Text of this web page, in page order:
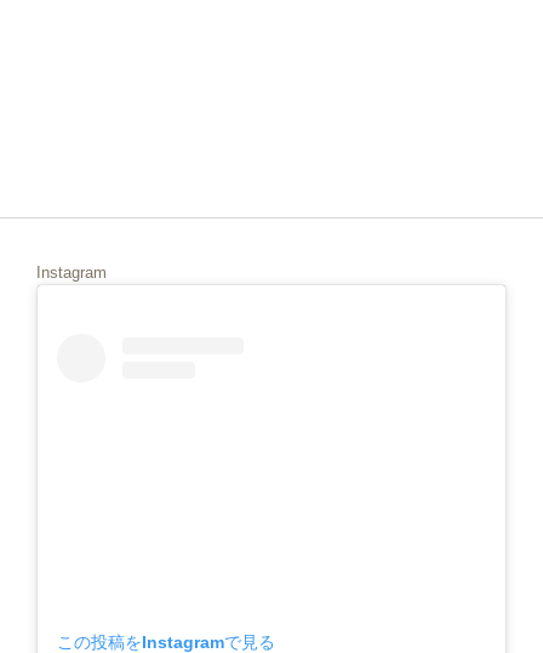
Instagram
この投稿をInstagramで見る